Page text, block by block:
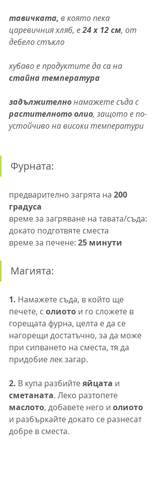
тавичката, в която пека
царевичния хляб, е 24 х 12 см, от
дебело стъкло
хубаво е продуктите да са на
стайна температура
задължително намажете съда с
растителното олио, защото е по-
устойчиво на високи температури
Фурната:
предварително загрята на 200
градуса
време за загряване на тавата/съда:
докато подготвяте сместа
време за печене: 25 минути
Магията:
1. Намажете съда, в който ще
печете, с олиото и го сложете в
горещата фурна, целта е да се
нагорещи достатъчно, за да може
при сипването на сместа, тя да
придобие лек загар.
2. В купа разбийте яйцата и
сметаната. Леко разтопете
маслото, добавете него и олиото
и разбъркайте докато се разнесат
добре в сместа.